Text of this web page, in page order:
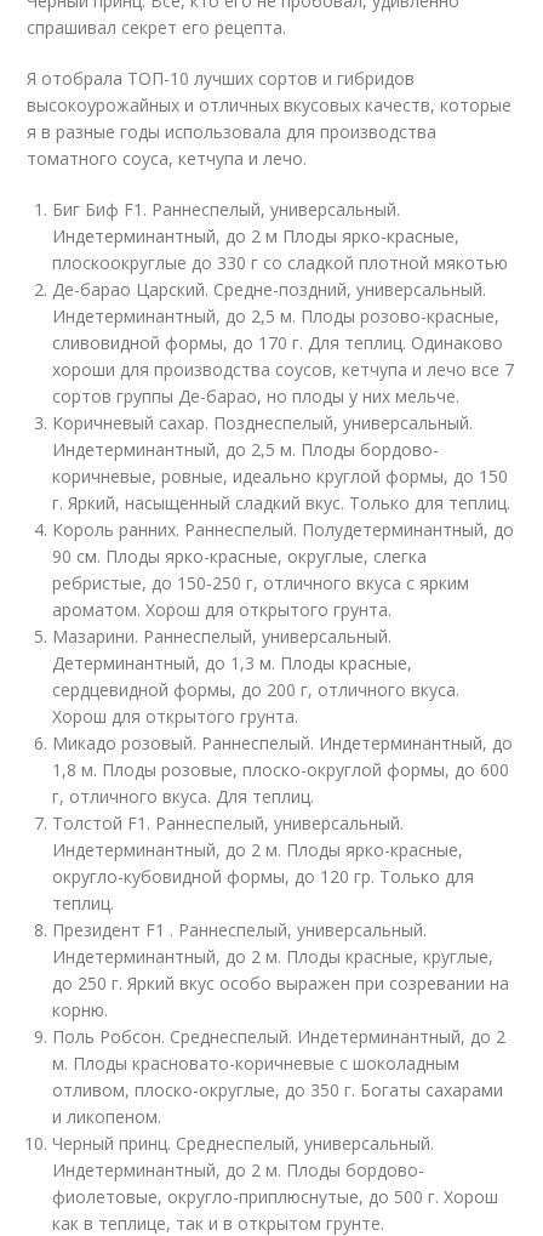
спрашивал секрет его рецепта.
Я отобрала ТОП-10 лучших сортов и гибридов
высокоурожайных и отличных вкусовых качеств, которые
я в разные годы использовала для производства
томатного соуса, кетчупа и лечо.
Биг Биф F1. Раннеспелый, универсальный.
Индетерминантный, до 2 м Плоды ярко-красные,
плоскоокруглые до 330 г со сладкой плотной мякотью
Де-барао Царский. Средне-поздний, универсальный.
Индетерминантный, до 2,5 м. Плоды розово-красные,
сливовидной формы, до 170 г. Для теплиц. Одинаково
хороши для производства соусов, кетчупа и лечо все 7
сортов группы Де-барао, но плоды у них мельче.
Коричневый сахар. Позднеспелый, универсальный.
Индетерминантный, до 2,5 м. Плоды бордово-
коричневые, ровные, идеально круглой формы, до 150
г. Яркий, насыщенный сладкий вкус. Только для теплиц.
Король ранних. Раннеспелый. Полудетерминантный, до
90 см. Плоды ярко-красные, округлые, слегка
ребристые, до 150-250 г, отличного вкуса с ярким
ароматом. Хорош для открытого грунта.
Мазарини. Раннеспелый, универсальный.
Детерминантный, до 1,3 м. Плоды красные,
сердцевидной формы, до 200 г, отличного вкуса.
Хорош для открытого грунта.
Микадо розовый. Раннеспелый. Индетерминантный, до
1,8 м. Плоды розовые, плоско-округлой формы, до 600
г, отличного вкуса. Для теплиц.
Толстой F1. Раннеспелый, универсальный.
Индетерминантный, до 2 м. Плоды ярко-красные,
округло-кубовидной формы, до 120 гр. Только для
теплиц.
Президент F1 . Раннеспелый, универсальный.
Индетерминантный, до 2 м. Плоды красные, круглые,
до 250 г. Яркий вкус особо выражен при созревании на
корню.
Поль Робсон. Среднеспелый. Индетерминантный, до 2
м. Плоды красновато-коричневые с шоколадным
отливом, плоско-округлые, до 350 г. Богаты сахарами
и ликопеном.
Черный принц. Среднеспелый, универсальный.
Индетерминантный, до 2 м. Плоды бордово-
фиолетовые, округло-приплюснутые, до 500 г. Хорош
как в теплице, так и в открытом грунте.